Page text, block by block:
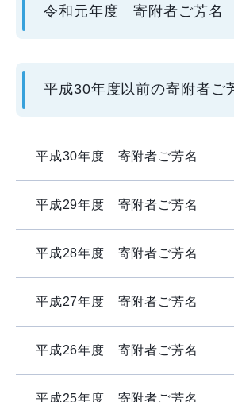
令和元年度 寄附者ご芳名
平成30年度以前の寄附者ご
平成30年度 寄附者ご芳名
平成29年度 寄附者ご芳名
平成28年度 寄附者ご芳名
平成27年度 寄附者ご芳名
平成26年度 寄附者ご芳名
平成25年度 寄附者ご芳名